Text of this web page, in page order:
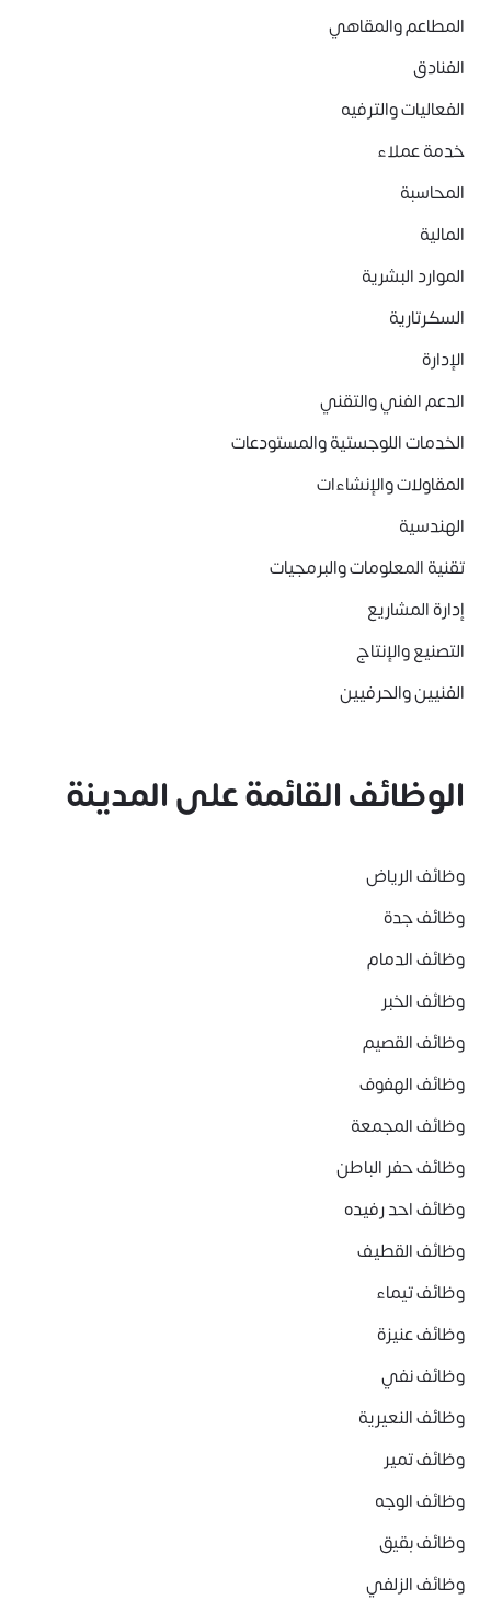
المطاعم والمقاهي
الفنادق
الفعاليات والترفيه
خدمة عملاء
المحاسبة
المالية
الموارد البشرية
السكرتارية
الإدارة
الدعم الفني والتقني
الخدمات اللوجستية والمستودعات
المقاولات والإنشاءات
الهندسية
تقنية المعلومات والبرمجيات
إدارة المشاريع
التصنيع والإنتاج
الفنيين والحرفيين
الوظائف القائمة على المدينة
وظائف الرياض
وظائف جدة
وظائف الدمام
وظائف الخبر
وظائف القصيم
وظائف الهفوف
وظائف المجمعة
وظائف حفر الباطن
وظائف احد رفيده
وظائف القطيف
وظائف تيماء
وظائف عنيزة
وظائف نفي
وظائف النعيرية
وظائف تمير
وظائف الوجه
وظائف بقيق
وظائف الزلفي